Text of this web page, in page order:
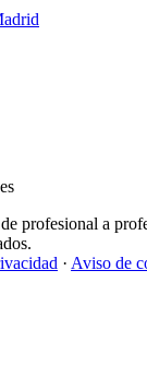
profesional a
· Aviso de